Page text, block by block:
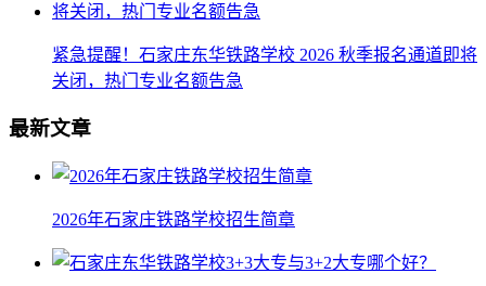
紧急提醒！石家庄东华铁路学校 2026 秋季报名通道即将
关闭，热门专业名额告急
最新文章
2026年石家庄铁路学校招生简章